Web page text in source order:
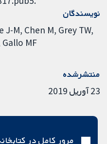
نویسندگان
J-M Chen M Grey TW
Gallo MF
منتشرشده
23 آوریل 2019
مرور کامل در